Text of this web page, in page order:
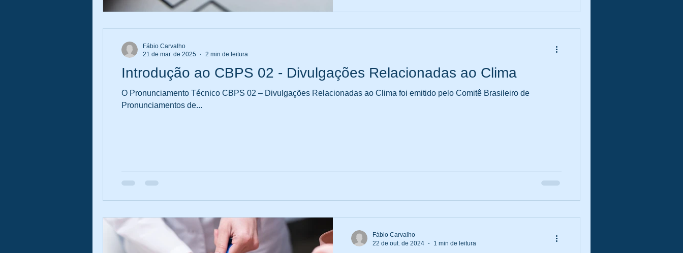
Introdução ao CBPS 02 - Divulgações Relacionadas ao Clima
O Pronunciamento Técnico CBPS 02 – Divulgações Relacionadas ao Clima foi emitido pelo Comitê Brasileiro de
Pronunciamentos de...
Fábio Carvalho
21 de mar. de 2025
2 min de leitura
Fábio Carvalho
22 de out. de 2024
1 min de leitura